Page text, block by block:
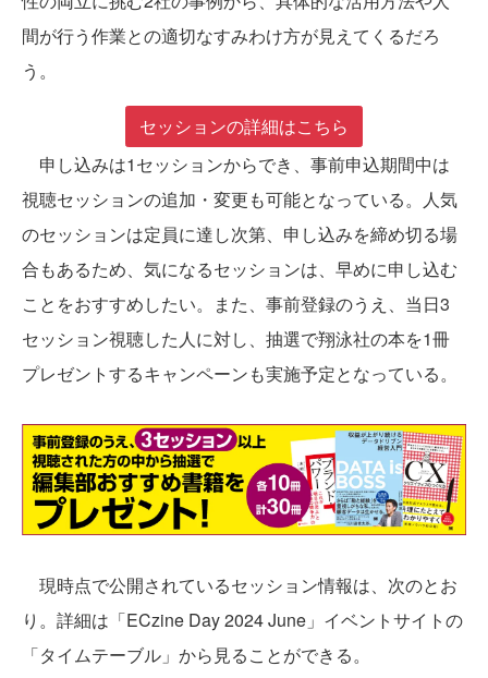
間が行う作業との適切なすみわけ方が見えてくるだろ
う。
セッションの詳細はこちら
申し込みは1セッションからでき、事前申込期間中は
視聴セッションの追加・変更も可能となっている。人気
のセッションは定員に達し次第、申し込みを締め切る場
合もあるため、気になるセッションは、早めに申し込む
ことをおすすめしたい。また、事前登録のうえ、当日3
セッション視聴した人に対し、抽選で翔泳社の本を1冊
プレゼントするキャンペーンも実施予定となっている。
現時点で公開されているセッション情報は、次のとお
り。詳細は「ECzine Day 2024 June」イベントサイトの
「タイムテーブル」から見ることができる。